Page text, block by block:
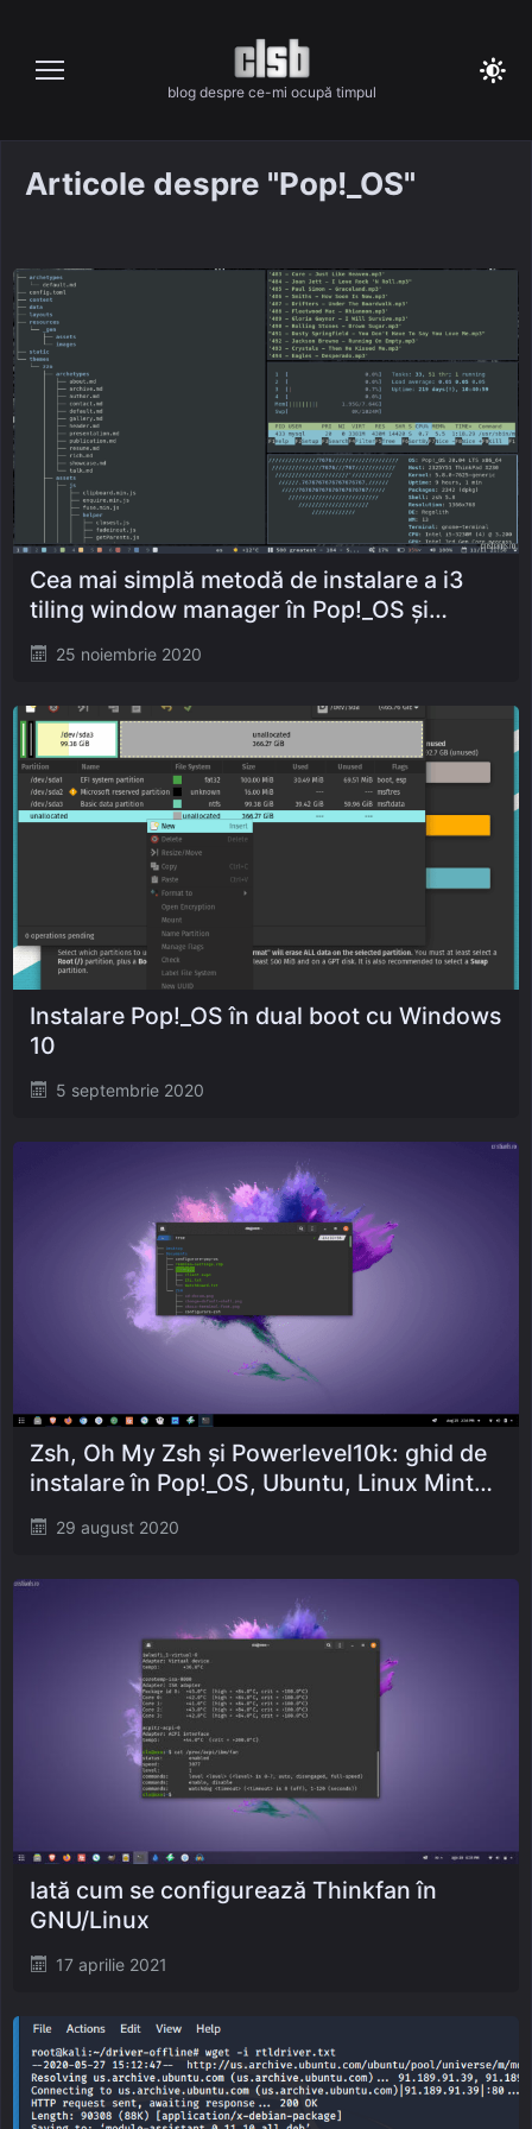
content
blog despre ce-mi ocupă timpul
Articole despre "Pop!_OS"
Posted
25 noiembrie 2020
Cea mai simplă metodă de instalare a i3
tiling window manager în Pop!_OS și
Ubuntu
Posted
5 septembrie 2020
Instalare Pop!_OS în dual boot cu Windows
10
Posted
29 august 2020
Zsh, Oh My Zsh și Powerlevel10k: ghid de
instalare în Pop!_OS, Ubuntu, Linux Mint…
Posted
17 aprilie 2021
Iată cum se configurează Thinkfan în
GNU/Linux